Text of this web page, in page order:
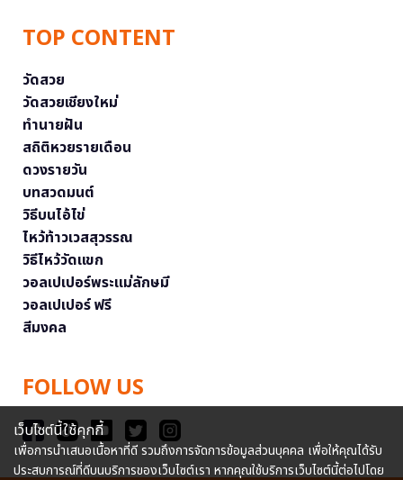
TOP CONTENT
วัดสวย
วัดสวยเชียงใหม่
ทำนายฝัน
สถิติหวยรายเดือน
ดวงรายวัน
บทสวดมนต์
วิธีบนไอ้ไข่
ไหว้ท้าวเวสสุวรรณ
วิธีไหว้วัดแขก
วอลเปเปอร์พระแม่ลักษมี
วอลเปเปอร์ ฟรี
สีมงคล
FOLLOW US
เว็บไซต์นี้ใช้คุกกี้
เพื่อการนำเสนอเนื้อหาที่ดี รวมถึงการจัดการข้อมูลส่วนบุคคล เพื่อให้คุณได้รับ
ประสบการณ์ที่ดีบนบริการของเว็บไซต์เรา หากคุณใช้บริการเว็บไซต์นี้ต่อไปโดย